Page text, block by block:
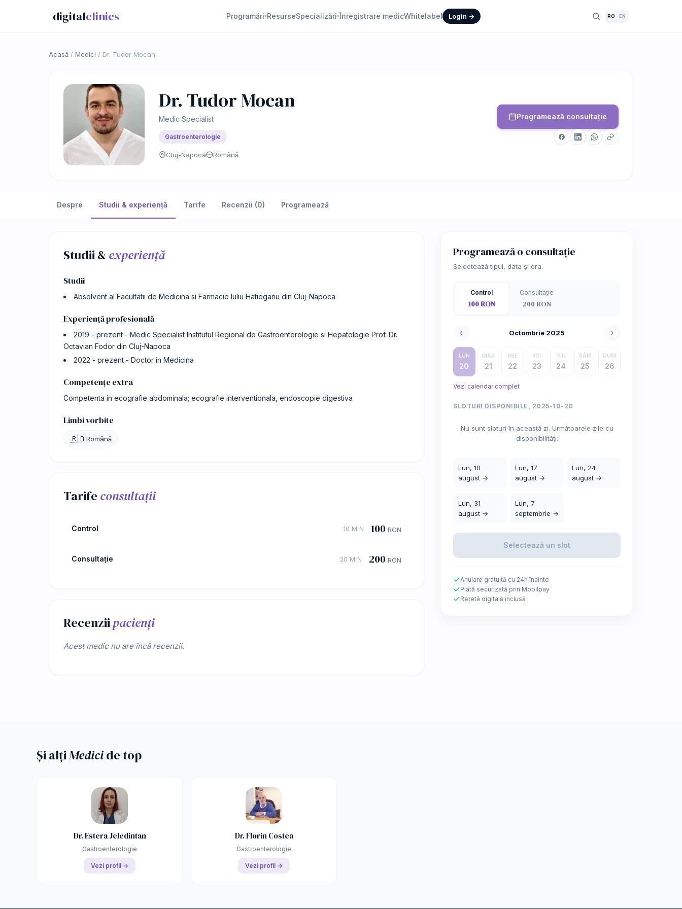
digitalclinics Programări▾ResurseSpecializări▾Înregistrare medicWhitelabel Login → RO EN
Acasă / Medici / Dr. Tudor Mocan
Dr. Tudor Mocan
Medic Specialist
Gastroenterologie
Cluj-Napoca Română
Programează consultație
Despre Studii & experiență Tarife Recenzii (0) Programează
Studii &experiență
Studii
Absolvent al Facultatii de Medicina si Farmacie Iuliu Hatieganu din Cluj-Napoca
Experiență profesională
2019 - prezent - Medic Specialist Institutul Regional de Gastroenterologie si Hepatologie Prof. Dr.
Octavian Fodor din Cluj-Napoca
2022 - prezent - Doctor in Medicina
Competențe extra
Competenta in ecografie abdominala; ecografie interventionala, endoscopie digestiva
Limbi vorbite
🇷🇴Română
Tarife consultații
Control 10 MIN 100 RON
Consultație 20 MIN 200 RON
Recenziipacienți
Acest medic nu are încă recenzii.
Programează o consultație
Selectează tipul, data și ora.
Control
100 RON
Consultație
200 RON
‹ Octombrie 2025 ›
LUN
20
MAR
21
MIE
22
JOI
23
VIN
24
SÂM
25
DUM
26
Vezi calendar complet
SLOTURI DISPONIBILE, 2025-10-20
Nu sunt sloturi în această zi. Următoarele zile cu
disponibilități:
Lun, 10
august →
Lun, 17
august →
Lun, 24
august →
Lun, 31
august →
Lun, 7
septembrie →
Selectează un slot
Anulare gratuită cu 24h înainte
Plată securizată prin Mobilpay
Rețetă digitală inclusă
Și alțiMedicide top
Dr. Estera Jeledintan
Gastroenterologie
Vezi profil →
Dr. Florin Costea
Gastroenterologie
Vezi profil →